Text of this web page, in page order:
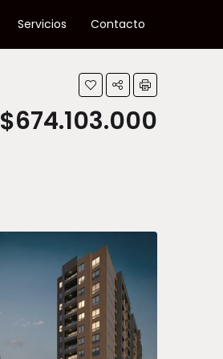
Servicios Contacto
$674.103.000